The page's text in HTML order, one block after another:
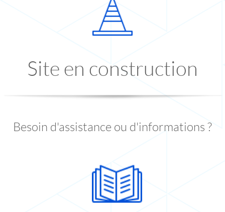
Site en construction
Besoin d'assistance ou d'informations ?